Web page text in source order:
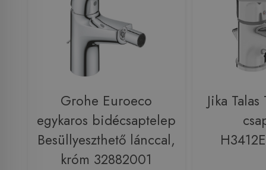
Grohe Euroeco
egykaros bidécsaptelep
Besüllyeszthető lánccal,
króm 32882001
Jika